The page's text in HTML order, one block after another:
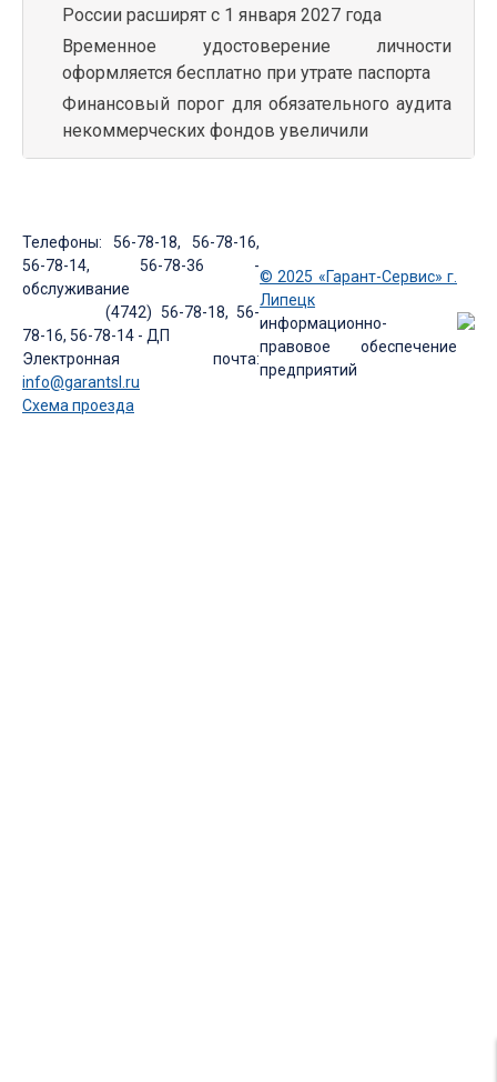
России расширят с 1 января 2027 года
Временное удостоверение личности
оформляется бесплатно при утрате паспорта
Финансовый порог для обязательного аудита
некоммерческих фондов увеличили
Телефоны: 56-78-18, 56-78-16,
56-78-14, 56-78-36 -
обслуживание
(4742) 56-78-18, 56-
78-16, 56-78-14 - ДП
Электронная почта:
info@garantsl.ru
Схема проезда
© 2025 «Гарант-Сервис» г.
Липецк
информационно-
правовое обеспечение
предприятий